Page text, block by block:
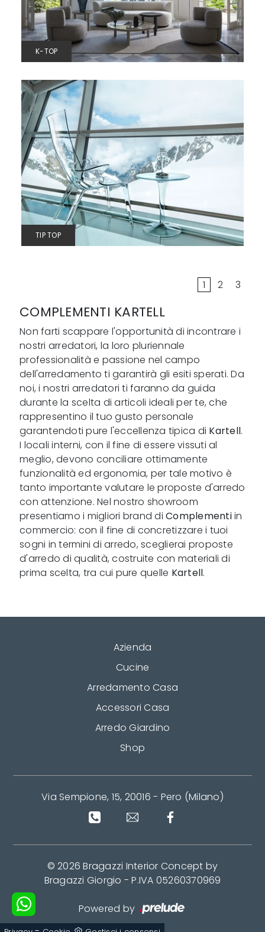
K-TOP
TIP TOP
1 2 3
COMPLEMENTI KARTELL
Non farti scappare l'opportunità di incontrare i
nostri arredatori, la loro pluriennale
professionalità e passione nel campo
dell'arredamento ti garantirà gli esiti sperati. Da
noi, i nostri arredatori ti faranno da guida
durante la scelta di articoli ideali per te, che
rappresentino il tuo gusto personale
garantendoti pure l'eccellenza tipica di Kartell.
I locali interni, con il fine di essere vissuti al
meglio, devono conciliare ottimamente
funzionalità ed ergonomia, per tale motivo è
tanto importante valutare le proposte d'arredo
con attenzione. Nel nostro showroom
presentiamo i migliori brand diComplementiin
commercio: con il fine di concretizzare i tuoi
sogni in termini di arredo, sceglierai proposte
d'arredo di qualità, costruite con materiali di
prima scelta, tra cui pure quelle Kartell.
Azienda
Cucine
Arredamento Casa
Accessori Casa
Arredo Giardino
Shop
Via Sempione, 15, 20016 - Pero (Milano)
© 2026 Bragazzi Interior Concept by
Bragazzi Giorgio - P.IVA 05260370969
Powered by